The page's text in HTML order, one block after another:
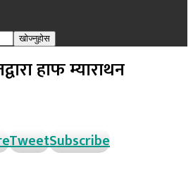
हाफ म्याराथन
TweetSubscribe